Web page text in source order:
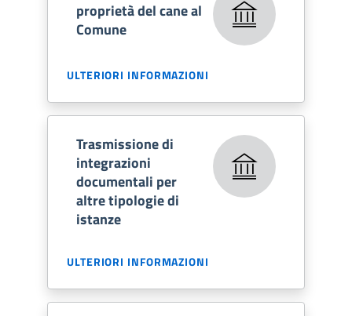
proprietà del cane al
Comune
ULTERIORI INFORMAZIONI
Trasmissione di
integrazioni
documentali per
altre tipologie di
istanze
ULTERIORI INFORMAZIONI